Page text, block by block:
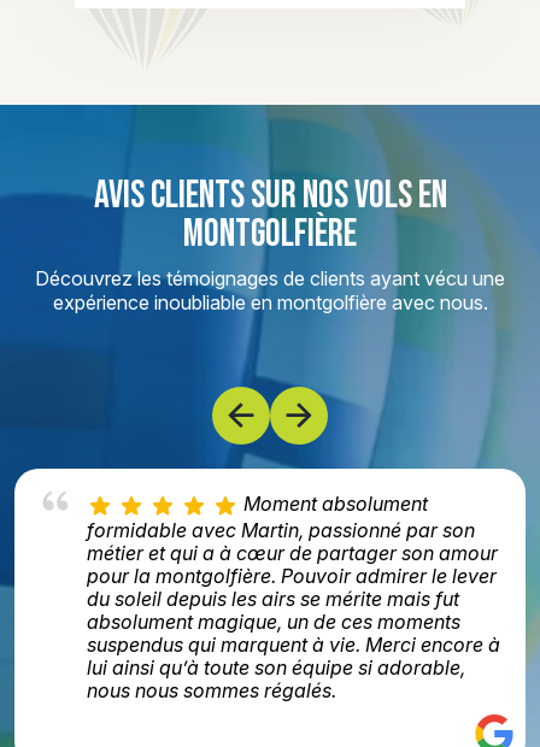
AVIS CLIENTS SUR NOS VOLS EN
MONTGOLFIÈRE
Découvrez les témoignages de clients ayant vécu une
expérience inoubliable en montgolfière avec nous.
Moment absolument
formidable avec Martin, passionné par son
métier et qui a à cœur de partager son amour
pour la montgolfière. Pouvoir admirer le lever
du soleil depuis les airs se mérite mais fut
absolument magique, un de ces moments
suspendus qui marquent à vie. Merci encore à
lui ainsi qu’à toute son équipe si adorable,
nous nous sommes régalés.